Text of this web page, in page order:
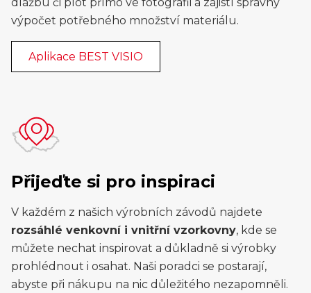
výpočet potřebného množství materiálu.
Aplikace BEST VISIO
Přijeďte si pro inspiraci
V každém z našich výrobních závodů najdete
rozsáhlé venkovní i vnitřní vzorkovny, kde se
můžete nechat inspirovat a důkladně si výrobky
prohlédnout i osahat. Naši poradci se postarají,
abyste při nákupu na nic důležitého nezapomněli.